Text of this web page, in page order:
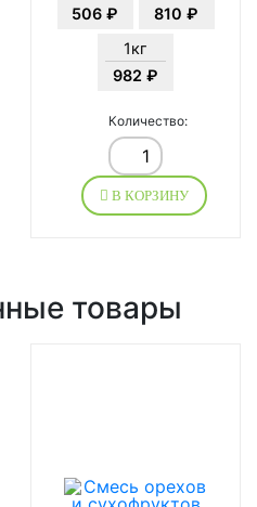
506 ₽
810 ₽
1кг
982 ₽
Количество:
В КОРЗИНУ
товары